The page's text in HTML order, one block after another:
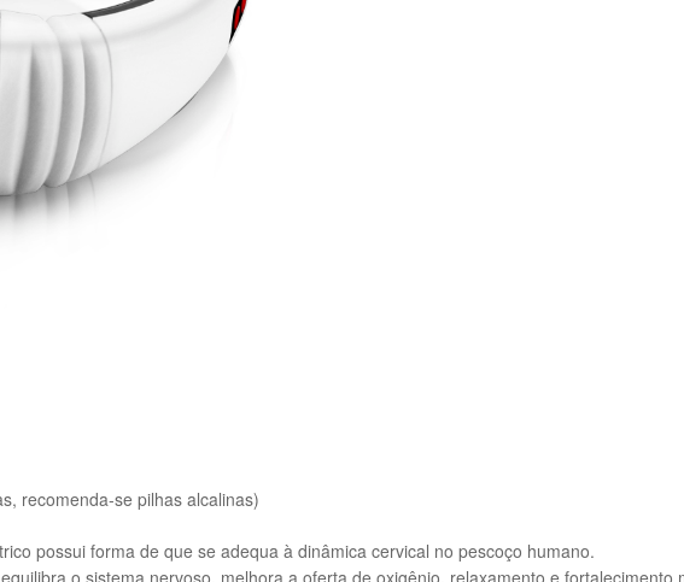
recomenda-se pilhas alcalinas)
possui forma de que se adequa à dinâmica cervical no pescoço humano.
o sistema nervoso, melhora a oferta de oxigênio, relaxamento e fortalecimento